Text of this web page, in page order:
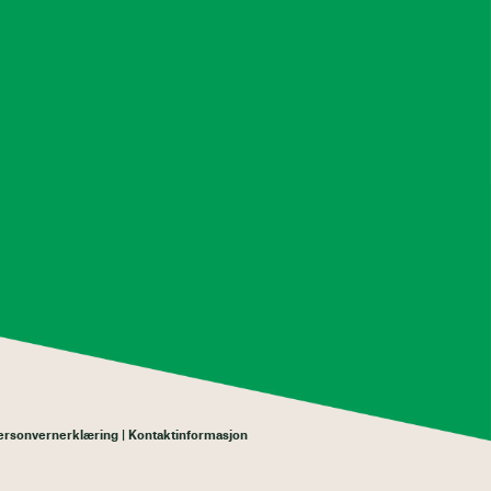
Kontaktinformasjon